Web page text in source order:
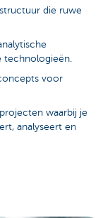
die ruwe
technologieën.
voor
waarbij je
analyseert en